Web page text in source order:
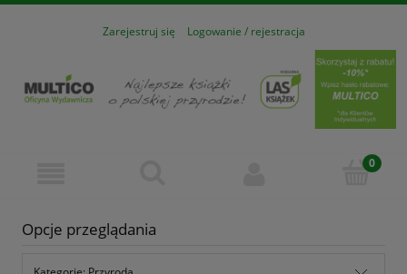
Zarejestruj się Logowanie / rejestracja
Opcje przeglądania